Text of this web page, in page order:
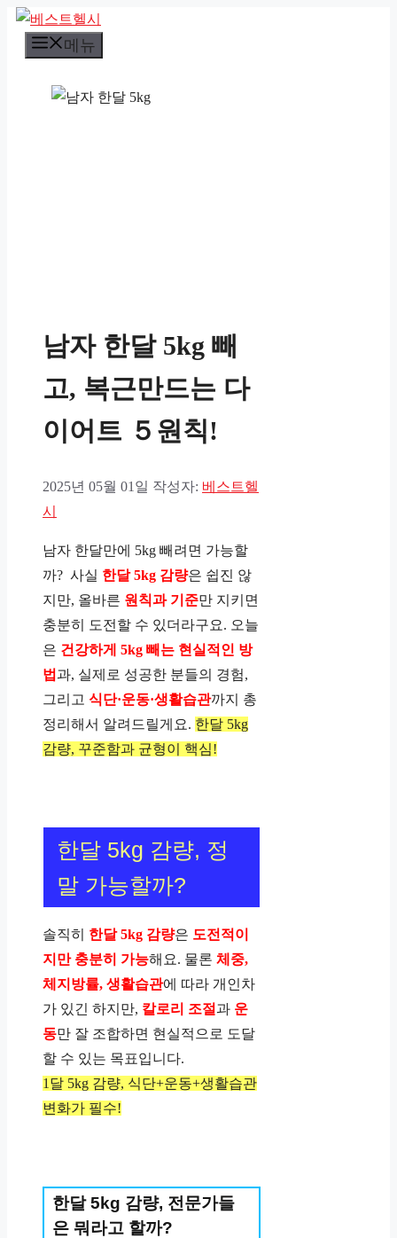
컨
메뉴
남자 한달 5kg 빼
고, 복근만드는 다
이어트 ５원칙!
2025년 05월 01일 작성자: 베스트헬
시
남자 한달만에 5kg 빼려면 가능할
까? 사실 한달 5kg 감량은 쉽진 않
지만, 올바른 원칙과 기준만 지키면
충분히 도전할 수 있더라구요. 오늘
은 건강하게 5kg 빼는 현실적인 방
법 과, 실제로 성공한 분들의 경험,
그리고 식단·운동·생활습관까지 총
정리해서 알려드릴게요. 한달 5kg
감량, 꾸준함과 균형이 핵심!
한달 5kg 감량, 정
말 가능할까?
솔직히 한달 5kg 감량은 도전적이
지만 충분히 가능해요. 물론 체중,
체지방률, 생활습관에 따라 개인차
가 있긴 하지만, 칼로리 조절 과 운
동만 잘 조합하면 현실적으로 도달
할 수 있는 목표입니다.
1달 5kg 감량, 식단+운동+생활습관
변화가 필수!
한달 5kg 감량, 전문가들
은 뭐라고 할까?